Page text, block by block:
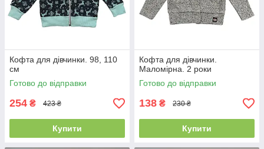
Кофта для дівчинки. 98, 110
см
Готово до відправки
254 ₴ 423 ₴
Купити
Кофта для дівчинки.
Маломірна. 2 роки
Готово до відправки
138 ₴ 230 ₴
Купити